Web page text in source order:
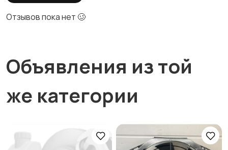
Отзывов пока нет 🥴
Объявления из той
же категории